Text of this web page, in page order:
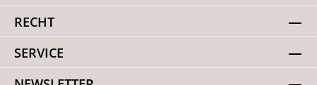
RECHT
SERVICE